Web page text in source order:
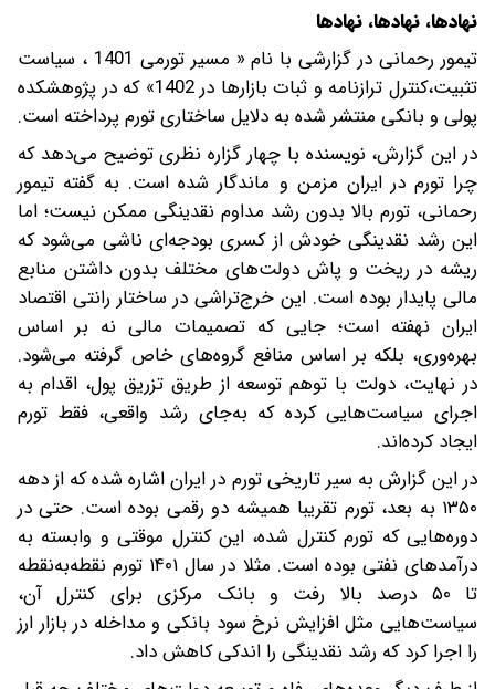
نهادها، نهادها، نهادها
تیمور رحمانی در گزارشی با نام « مسیر تورمی 1401 ، سیاست
تثبیت،کنترل ترازنامه و ثبات بازارها در 1402» که در پژوهشکده
پولی و بانکی منتشر شده به دلایل ساختاری تورم پرداخته است.
در این گزارش، نویسنده با چهار گزاره نظری توضیح می‌دهد که
چرا تورم در ایران مزمن و ماندگار شده است. به گفته تیمور
رحمانی، تورم بالا بدون رشد مداوم نقدینگی ممکن نیست؛ اما
این رشد نقدینگی خودش از کسری بودجه‌ای ناشی می‌شود که
ریشه در ریخت و پاش دولت‌های مختلف بدون داشتن منابع
مالی پایدار بوده است. این خرج‌تراشی در ساختار رانتی اقتصاد
ایران نهفته است؛ جایی که تصمیمات مالی نه بر اساس
بهره‌وری، بلکه بر اساس منافع گروه‌های خاص گرفته می‌شود.
در نهایت، دولت با توهم توسعه از طریق تزریق پول، اقدام به
اجرای سیاست‌هایی کرده که به‌جای رشد واقعی، فقط تورم
ایجاد کرده‌اند.
در این گزارش به سیر تاریخی تورم در ایران اشاره شده که از دهه
۱۳۵۰ به بعد، تورم تقریبا همیشه دو رقمی بوده است. حتی در
دوره‌هایی که تورم کنترل شده، این کنترل موقتی و وابسته به
درآمدهای نفتی بوده است. مثلا در سال ۱۴۰۱ تورم نقطه‌به‌نقطه
تا ۵۰ درصد بالا رفت و بانک مرکزی برای کنترل آن،
سیاست‌هایی مثل افزایش نرخ سود بانکی و مداخله در بازار ارز
را اجرا کرد که رشد نقدینگی را اندکی کاهش داد.